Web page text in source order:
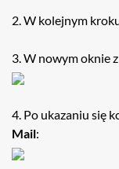
2. W kolejnym
3. W nowym oknie
4. Po ukazaniu się
Mail: